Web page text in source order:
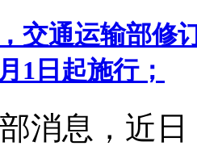
交通运输部修
1日起施行；
消息，近